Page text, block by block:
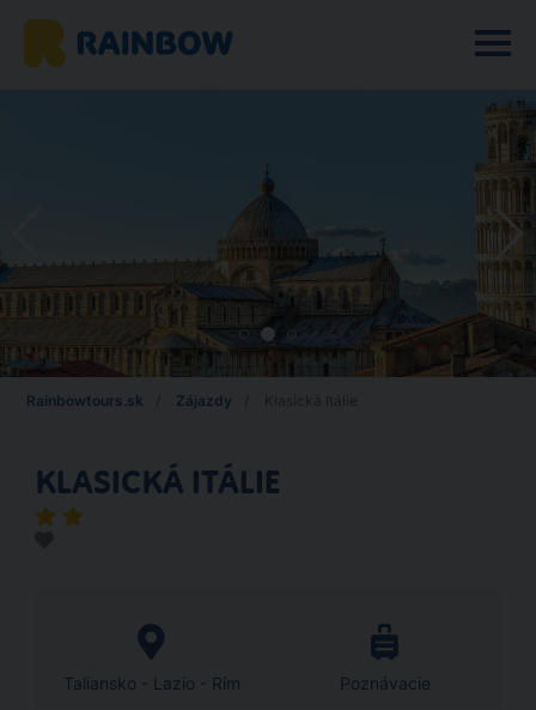
Rainbowtours.sk Zájazdy
KLASICKÁ ITÁLIE
Taliansko - Lazio - Rím Poznávacie